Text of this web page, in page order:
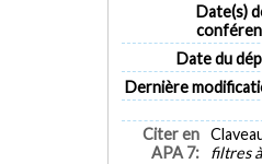
Date(s)
Date du
Dernière
Citer en
APA 7:
filtres